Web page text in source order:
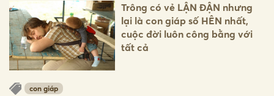
Trông có vẻ LẬN ĐẬN nhưng
lại là con giáp số HÊN nhất,
cuộc đời luôn công bằng với
tất cả
con giáp